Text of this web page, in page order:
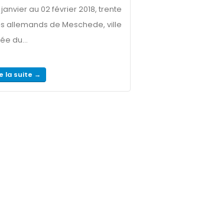
janvier au 02 février 2018, trente
allemands de Meschede, ville
du...
la suite →